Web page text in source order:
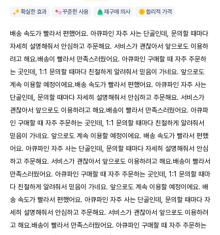
확실한 효과 꾸준한 사용 재구매 의사 합리적 가격
배송 속도가 빨라서 편했어요. 아큐파인 자주 사는 단골인데, 문의할 때마다
자세히 설명해줘서 안심하고 주문해요. 서비스가 괜찮아서 앞으로도 이용하
려고 해요.배송이 빨라서 만족스러웠어요. 아큐파인 구매할 때 자주 주문하
는 곳인데, 1:1 문의할 때마다 친절하게 알려줘서 믿음이 가네요. 앞으로도
계속 이용할 예정이에요.배송 속도가 빨라서 편했어요. 아큐파인 자주 사는
단골인데, 문의할 때마다 자세히 설명해줘서 안심하고 주문해요. 서비스가
괜찮아서 앞으로도 이용하려고 해요.배송이 빨라서 만족스러웠어요. 아큐파
인 구매할 때 자주 주문하는 곳인데, 1:1 문의할 때마다 친절하게 알려줘서
믿음이 가네요. 앞으로도 계속 이용할 예정이에요. 배송 속도가 빨라서 편했
어요. 아큐파인 자주 사는 단골인데, 문의할 때마다 자세히 설명해줘서 안심
하고 주문해요. 서비스가 괜찮아서 앞으로도 이용하려고 해요.배송이 빨라서
만족스러웠어요. 아큐파인 구매할 때 자주 주문하는 곳인데, 1:1 문의할 때마
다 친절하게 알려줘서 믿음이 가네요. 앞으로도 계속 이용할 예정이에요. 배
송 속도가 빨라서 편했어요. 아큐파인 자주 사는 단골인데, 문의할 때마다 자
세히 설명해줘서 안심하고 주문해요. 서비스가 괜찮아서 앞으로도 이용하려
고 해요.배송이 빨라서 만족스러웠어요. 아큐파인 구매할 때 자주 주문하는